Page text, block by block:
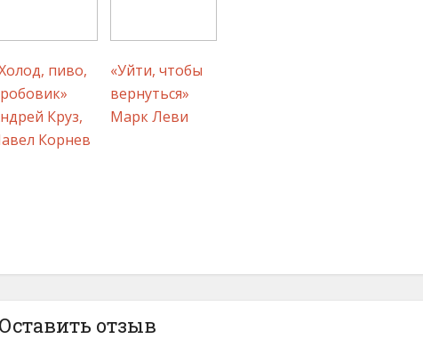
пиво,
Круз,
Корнев
«Уйти, чтобы
вернуться»
Марк Леви
Оставить отзыв